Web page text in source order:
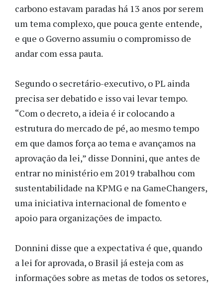
carbono estavam paradas há 13 anos por serem
um tema complexo, que pouca gente entende,
e que o Governo assumiu o compromisso de
andar com essa pauta.
Segundo o secretário-executivo, o PL ainda
precisa ser debatido e isso vai levar tempo.
“Com o decreto, a ideia é ir colocando a
estrutura do mercado de pé, ao mesmo tempo
em que damos força ao tema e avançamos na
aprovação da lei,” disse Donnini, que antes de
entrar no ministério em 2019 trabalhou com
sustentabilidade na KPMG e na GameChangers,
uma iniciativa internacional de fomento e
apoio para organizações de impacto.
Donnini disse que a expectativa é que, quando
a lei for aprovada, o Brasil já esteja com as
informações sobre as metas de todos os setores,